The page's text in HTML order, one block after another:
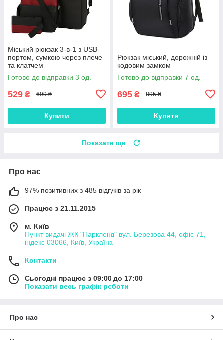
Міський рюкзак 3-в-1 з USB-
портом, сумкою через плече
та клатчем
Готово до відправки 3 од.
529 ₴ 699 ₴
Купити
Рюкзак міський, дорожній із
кодовим замком
Готово до відправки 7 од.
695 ₴ 895 ₴
Купити
Показати ще
Про нас
97% позитивних з 485 відгуків за рік
Працює з 21.11.2015
м. Київ
Пункт видачі ЖК "Паркленд" вул. Березова 44, офіс 71,
індекс 03066, Київ, Україна
Контакти
Сьогодні працює з 09:00 до 17:00
Показати весь графік роботи
Про нас